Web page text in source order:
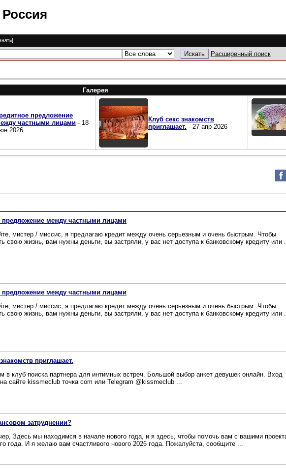
Россия
Расширенный поиск
Галерея
предложение
частными лицами- 18
2026
Клуб секс знакомств
приглашает. - 27 апр 2026
предложение между частными лицами
мистер / миссис, я предлагаю кредит между очень серьезным и очень быстрым. Чтобы
свою жизнь, вам нужны деньги, вы застряли, у вас нет доступа к банковскому кредиту или ...
предложение между частными лицами
мистер / миссис, я предлагаю кредит между очень серьезным и очень быстрым. Чтобы
свою жизнь, вам нужны деньги, вы застряли, у вас нет доступа к банковскому кредиту или ...
приглашает.
в клуб поиска партнера для интимных встреч. Большой выбор анкет девушек онлайн. Вход
сайте kissmeclub точка com или Telegram @kissmeclub ...
затруднении?
Здесь мы находимся в начале нового года, и я здесь, чтобы помочь вам с вашими
года. И я желаю вам счастливого нового 2026 года. Пожалуйста, сообщите ...